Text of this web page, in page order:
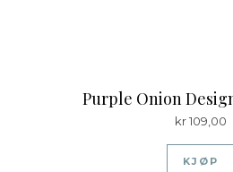
Purple Onion
kr109,00
KJØP